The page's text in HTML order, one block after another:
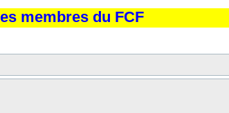
membres du FCF